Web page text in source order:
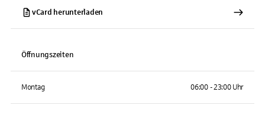
vCard herunterladen
Öffnungszeiten
Montag 06:00 - 23:00 Uhr